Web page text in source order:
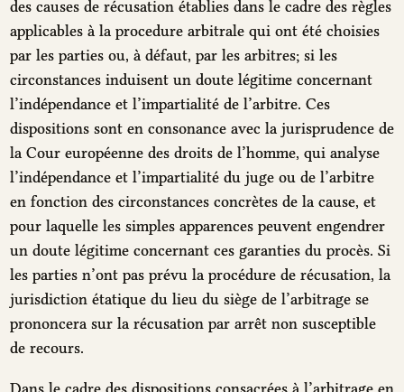
des causes de récusation établies dans le cadre des règles
applicables à la procedure arbitrale qui ont été choisies
par les parties ou, à défaut, par les arbitres; si les
circonstances induisent un doute légitime concernant
l’indépendance et l’impartialité de l’arbitre. Ces
dispositions sont en consonance avec la jurisprudence de
la Cour européenne des droits de l’homme, qui analyse
l’indépendance et l’impartialité du juge ou de l’arbitre
en fonction des circonstances concrètes de la cause, et
pour laquelle les simples apparences peuvent engendrer
un doute légitime concernant ces garanties du procès. Si
les parties n’ont pas prévu la procédure de récusation, la
jurisdiction étatique du lieu du siège de l’arbitrage se
prononcera sur la récusation par arrêt non susceptible
de recours.